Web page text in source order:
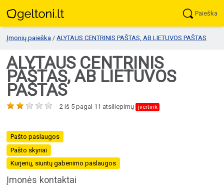
Paieška
Įmonių paieška / ALYTAUS CENTRINIS PAŠTAS, AB LIETUVOS PAŠTAS
ALYTAUS CENTRINIS
PAŠTAS, AB LIETUVOS
PAŠTAS
2 iš 5 pagal 11 atsiliepimų įvertink
Pašto paslaugos
Pašto skyriai
Kurjerių, siuntų gabenimo paslaugos
Įmonės kontaktai